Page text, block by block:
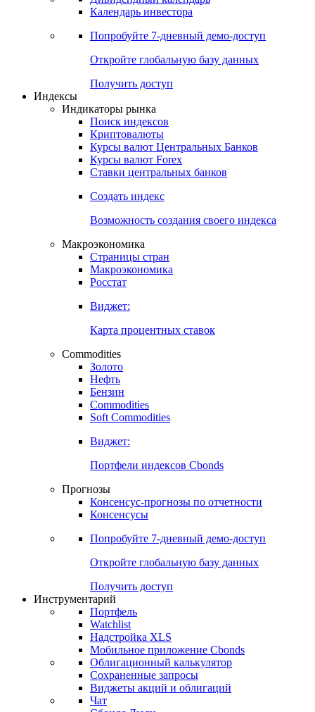
Календарь инвестора
Попробуйте 7-дневный демо-доступ
Откройте глобальную базу данных
Получить доступ
Индексы
Индикаторы рынка
Поиск индексов
Криптовалюты
Курсы валют Центральных Банков
Курсы валют Forex
Ставки центральных банков
Создать индекс
Возможность создания своего индекса
Макроэкономика
Страницы стран
Макроэкономика
Росстат
Виджет:
Карта процентных ставок
Commodities
Золото
Нефть
Бензин
Commodities
Soft Commodities
Виджет:
Портфели индексов Cbonds
Прогнозы
Консенсус-прогнозы по отчетности
Консенсусы
Попробуйте 7-дневный демо-доступ
Откройте глобальную базу данных
Получить доступ
Инструментарий
Портфель
Watchlist
Надстройка XLS
Мобильное приложение Cbonds
Облигационный калькулятор
Сохраненные запросы
Виджеты акций и облигаций
Чат